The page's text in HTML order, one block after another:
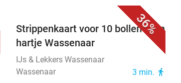
36%
Strippenkaart voor 10 bollen ijs in
hartje Wassenaar
IJs & Lekkers Wassenaar
Wassenaar
3 min. directions_walk